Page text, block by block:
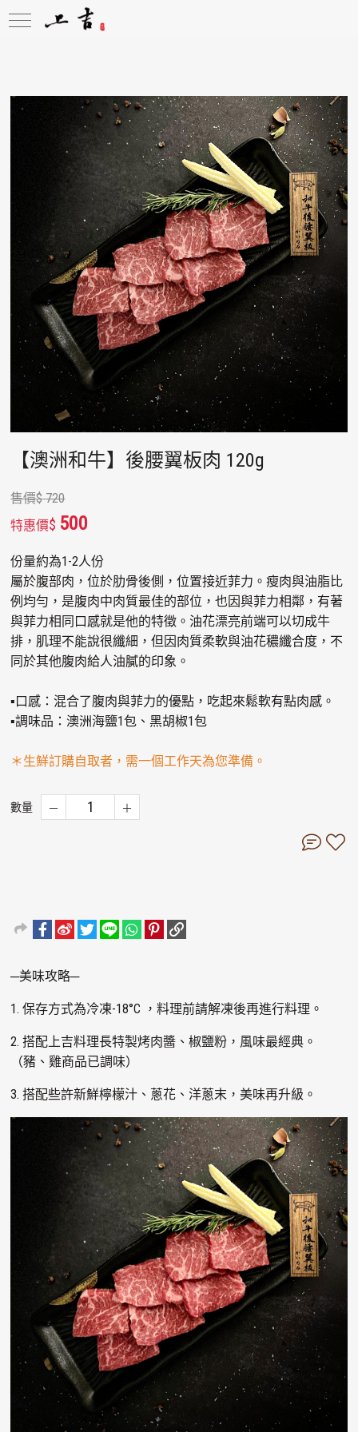
【澳洲和牛】後腰翼板肉 120g
售價$ 720
特惠價$ 500
份量約為1-2人份
屬於腹部肉，位於肋骨後側，位置接近菲力。瘦肉與油脂比
例均勻，是腹肉中肉質最佳的部位，也因與菲力相鄰，有著
與菲力相同口感就是他的特徵。油花漂亮前端可以切成牛
排，肌理不能說很纖細，但因肉質柔軟與油花穠纖合度，不
同於其他腹肉給人油膩的印象。
▪口感：混合了腹肉與菲力的優點，吃起來鬆軟有點肉感。
▪調味品：澳洲海鹽1包、黑胡椒1包
＊生鮮訂購自取者，需一個工作天為您準備。
數量
─美味攻略─
1. 保存方式為冷凍-18°C ，料理前請解凍後再進行料理。
2. 搭配上吉料理長特製烤肉醬、椒鹽粉，風味最經典。
（豬、雞商品已調味）
3. 搭配些許新鮮檸檬汁、蔥花、洋蔥末，美味再升級。